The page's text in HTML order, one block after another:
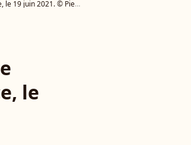
Bestimage - Photo
le